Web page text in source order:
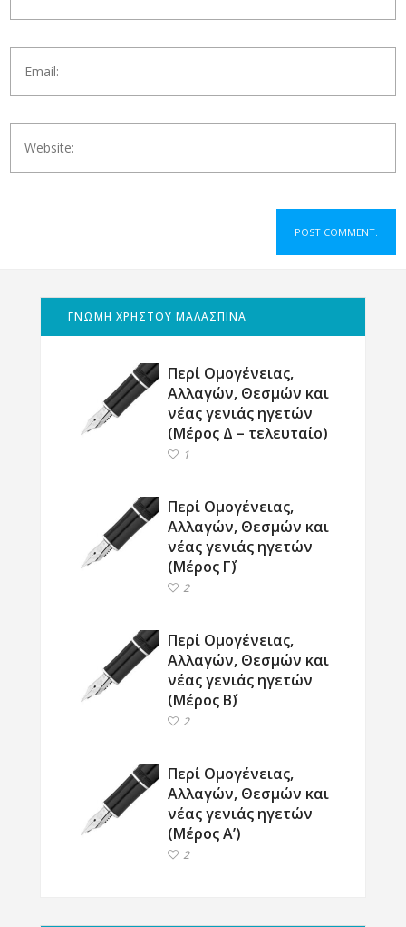
ΓΝΩΜΗ ΧΡΗΣΤΟΥ ΜΑΛΑΣΠΙΝΑ
Περί Ομογένειας,
Αλλαγών, Θεσμών και
νέας γενιάς ηγετών
(Μέρος Δ – τελευταίο)
1
Περί Ομογένειας,
Αλλαγών, Θεσμών και
νέας γενιάς ηγετών
(Μέρος Γ΄)
2
Περί Ομογένειας,
Αλλαγών, Θεσμών και
νέας γενιάς ηγετών
(Μέρος Β΄)
2
Περί Ομογένειας,
Αλλαγών, Θεσμών και
νέας γενιάς ηγετών
(Μέρος Α’)
2